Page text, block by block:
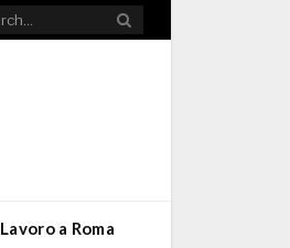
Lavoro a Roma